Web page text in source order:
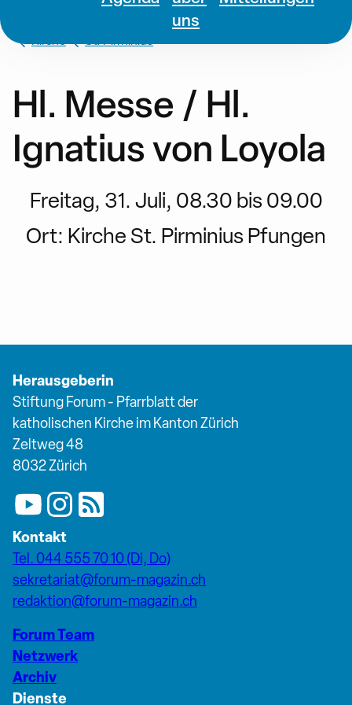
uns
Kirche St. Pirminius
Hl. Messe / Hl.
Ignatius von Loyola
Freitag, 31. Juli, 08.30 bis 09.00
Ort: Kirche St. Pirminius Pfungen
Herausgeberin
Stiftung Forum - Pfarrblatt der
katholischen Kirche im Kanton Zürich
Zeltweg 48
8032 Zürich
Kontakt
Tel. 044 555 70 10 (Di, Do)
sekretariat@forum-magazin.ch
redaktion@forum-magazin.ch
Forum Team
Netzwerk
Archiv
Dienste